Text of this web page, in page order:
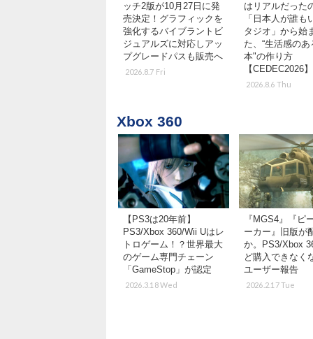
ッチ2版が10月27日に発
売決定！グラフィックを
強化するバイブラントビ
ジュアルズに対応しアッ
プグレードパスも販売へ
2026.8.7 Fri
はリアルだった
「日本人が誰も
タジオ」から始
た、“生活感のあ
本"の作り方
【CEDEC2026】
2026.8.6 Thu
Xbox 360
【PS3は20年前】
PS3/Xbox 360/Wii Uはレ
トロゲーム！？世界最大
のゲーム専門チェーン
「GameStop」が認定
2026.3.18 Wed
『MGS4』『ピ
ーカー』旧版が
か。PS3/Xbox
ど購入できなく
ユーザー報告
2026.2.17 Tue